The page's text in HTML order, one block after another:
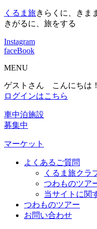
くるま旅きらくに、きま
きがるに、旅をする
Instagram
faceBook
MENU
ゲストさん こんにちは！
ログインはこちら
車中泊施設
募集中
マーケット
よくあるご質問
くるま旅クラ
つわものツア
当サイトに関
つわものツアー
お問い合わせ